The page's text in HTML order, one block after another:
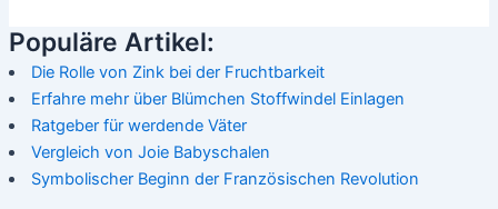
Populäre Artikel:
Die Rolle von Zink bei der Fruchtbarkeit
Erfahre mehr über Blümchen Stoffwindel Einlagen
Ratgeber für werdende Väter
Vergleich von Joie Babyschalen
Symbolischer Beginn der Französischen Revolution